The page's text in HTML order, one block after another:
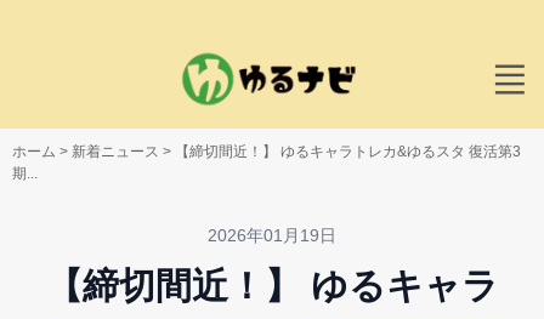
ホーム > 新着ニュース >
【締切間近！】 ゆるキャラトレカ&ゆるスタ 復活第3
期...
2026年01月19日
【締切間近！】 ゆるキャラ